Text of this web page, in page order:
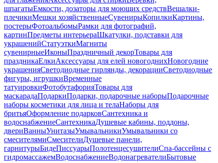
шпагатыЕмкости, дозаторы для моющих средствВешалки-
плечикиМешки хозяйственныеСувенирыКопилкиКартины,
постерыФотоальбомыРамки для фотографий,
картинПредметы интерьераШкатулки, подставки для
украшенийСтатуэткиМагниты
сувенирныеИконыПраздничный декорТовары для
праздникаЕлкиАксессуары для елей новогоднихНовогодние
украшенияСветодиодные гирлянды, декорацииСветодиодные
фигуры, игрушкиВременные
татуировкиФотобутафорияТовары для
маскарадаПодаркиПодарки, подарочные наборыПодарочные
наборы косметики для лица и телаНаборы для
бритьяОформление подарковСантехника и
водоснабжениеСантехникаДушевые кабины, поддоны,
двериВанныУнитазыУмывальникиУмывальники со
смесителямиСмесителиДушевые панели,
гарнитурыБидеПиссуарыПолотенцесушителиСпа-бассейны с
гидромассажемВодоснабжениеВодонагревателиБытовые